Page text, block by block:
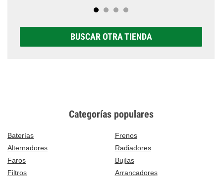
BUSCAR OTRA TIENDA
Categorías populares
Baterías
Frenos
Alternadores
Radiadores
Faros
Bujías
Filtros
Arrancadores